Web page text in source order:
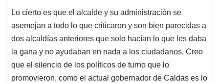
Lo cierto es que el alcalde y su administración se
asemejan a todo lo que criticaron y son bien parecidas a
dos alcaldías anteriores que solo hacían lo que les daba
la gana y no ayudaban en nada a los ciudadanos. Creo
que el silencio de los políticos de turno que lo
promovieron, como el actual gobernador de Caldas es lo